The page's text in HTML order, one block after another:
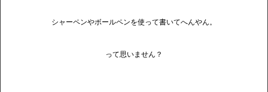
シャーペンやボールペンを使って書いてへんやん。
って思いません？